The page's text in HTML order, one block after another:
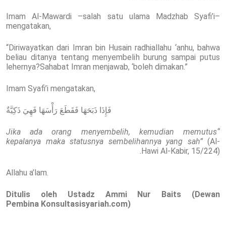
Imam Al-Mawardi –salah satu ulama Madzhab Syafi’i–
mengatakan,
“Diriwayatkan dari Imran bin Husain radhiallahu ‘anhu, bahwa
beliau ditanya tentang menyembelih burung sampai putus
lehernya?Sahabat Imran menjawab, ‘boleh dimakan.”
Imam Syafi’i mengatakan,
فَإِذَا ذَبَحَهَا فَقَطَعَ رَأْسَهَا فَهِيَ ذَكِيَّةٌ
“Jika ada orang menyembelih, kemudian memutus
kepalanya maka statusnya sembelihannya yang sah”(Al-
Hawi Al-Kabir, 15/224).
Allahu a’lam.
Ditulis oleh Ustadz Ammi Nur Baits (Dewan
Pembina Konsultasisyariah.com)